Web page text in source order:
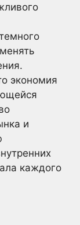
экономия
и
каждого